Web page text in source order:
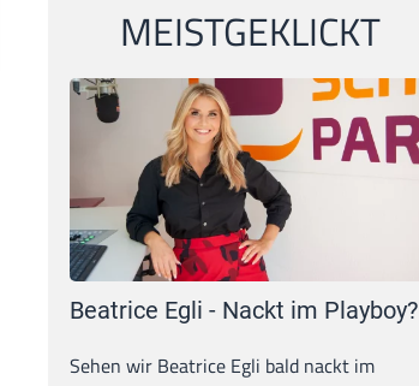
MEISTGEKLICKT
Beatrice Egli - Nackt im Playboy?
Sehen wir Beatrice Egli bald nackt im